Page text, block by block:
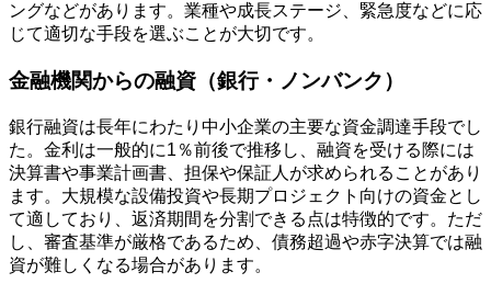
ングなどがあります。業種や成長ステージ、緊急度などに応
じて適切な手段を選ぶことが大切です。
金融機関からの融資（銀行・ノンバンク）
銀行融資は長年にわたり中小企業の主要な資金調達手段でし
た。金利は一般的に1％前後で推移し、融資を受ける際には
決算書や事業計画書、担保や保証人が求められることがあり
ます。大規模な設備投資や長期プロジェクト向けの資金とし
て適しており、返済期間を分割できる点は特徴的です。ただ
し、審査基準が厳格であるため、債務超過や赤字決算では融
資が難しくなる場合があります。